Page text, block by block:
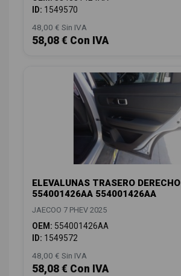
ID: 1549570
48,00 € Sin IVA
58,08 € Con IVA
ELEVALUNAS TRASERO DERECHO
554001426AA 554001426AA
JAECOO 7 PHEV 2025
OEM: 554001426AA
ID: 1549572
48,00 € Sin IVA
58,08 € Con IVA